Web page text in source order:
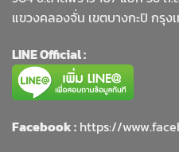
แขวงคลองจั่น เขตบางกะปิ กรุง
LINE Official :
Facebook : https://